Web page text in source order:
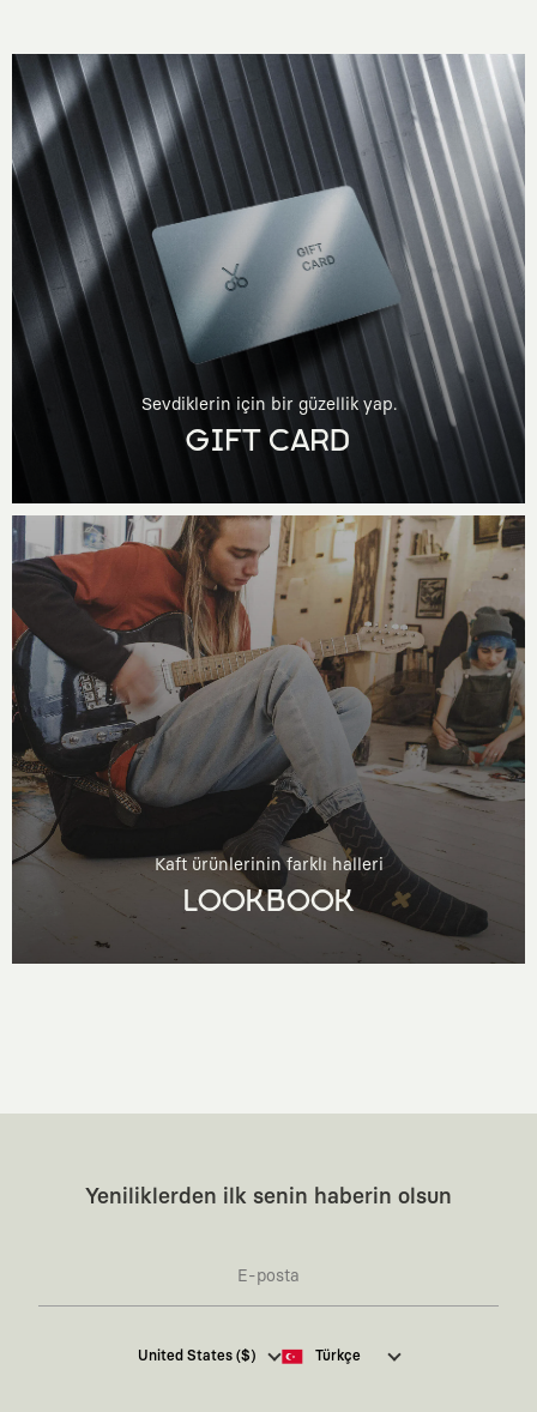
Sevdiklerin için bir güzellik yap.
GIFT CARD
Kaft ürünlerinin farklı halleri
LOOKBOOK
Yeniliklerden ilk senin haberin olsun
Kaft Tasarım Tekstil Sanayi ve Ticaret Anonim
United States ($) Türkçe